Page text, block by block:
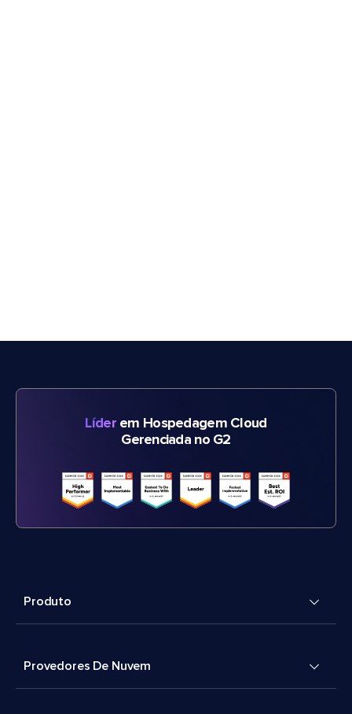
Líderem Hospedagem Cloud
Gerenciada no G2
Produto
Provedores De Nuvem